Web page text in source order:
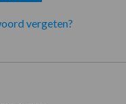
vergeten?